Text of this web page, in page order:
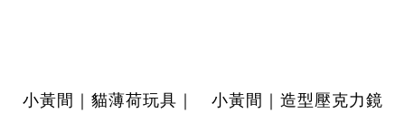
小黃間｜貓薄荷玩具｜
小黃間｜造型壓克力鏡